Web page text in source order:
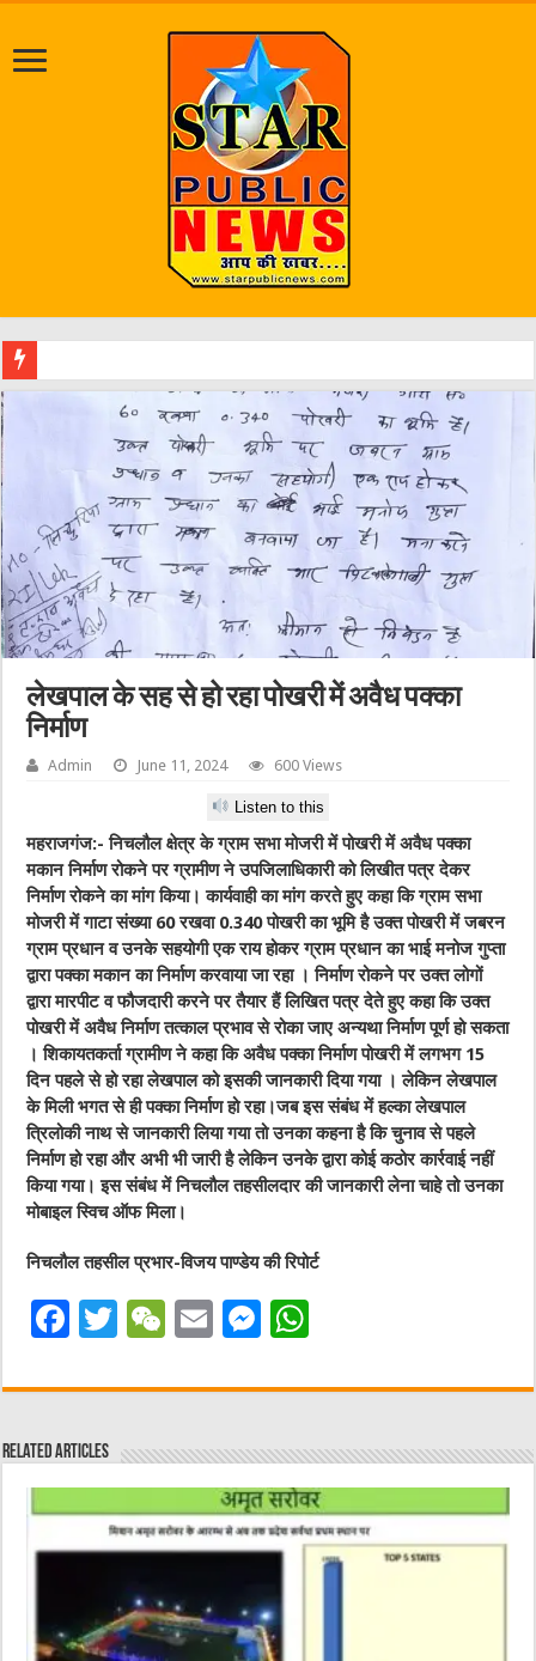
लेखपाल के सह से हो रहा पोखरी में अवैध पक्का
निर्माण
Admin June 11, 2024 600 Views
Listen to this
महराजगंज:- निचलौल क्षेत्र के ग्राम सभा मोजरी में पोखरी में अवैध पक्का
मकान निर्माण रोकने पर ग्रामीण ने उपजिलाधिकारी को लिखीत पत्र देकर
निर्माण रोकने का मांग किया। कार्यवाही का मांग करते हुए कहा कि ग्राम सभा
मोजरी में गाटा संख्या 60 रखवा 0.340 पोखरी का भूमि है उक्त पोखरी में जबरन
ग्राम प्रधान व उनके सहयोगी एक राय होकर ग्राम प्रधान का भाई मनोज गुप्ता
द्वारा पक्का मकान का निर्माण करवाया जा रहा । निर्माण रोकने पर उक्त लोगों
द्वारा मारपीट व फौजदारी करने पर तैयार हैं लिखित पत्र देते हुए कहा कि उक्त
पोखरी में अवैध निर्माण तत्काल प्रभाव से रोका जाए अन्यथा निर्माण पूर्ण हो सकता
। शिकायतकर्ता ग्रामीण ने कहा कि अवैध पक्का निर्माण पोखरी में लगभग 15
दिन पहले से हो रहा लेखपाल को इसकी जानकारी दिया गया । लेकिन लेखपाल
के मिली भगत से ही पक्का निर्माण हो रहा।जब इस संबंध में हल्का लेखपाल
त्रिलोकी नाथ से जानकारी लिया गया तो उनका कहना है कि चुनाव से पहले
निर्माण हो रहा और अभी भी जारी है लेकिन उनके द्वारा कोई कठोर कार्रवाई नहीं
किया गया। इस संबंध में निचलौल तहसीलदार की जानकारी लेना चाहे तो उनका
मोबाइल स्विच ऑफ मिला।
निचलौल तहसील प्रभार-विजय पाण्डेय की रिपोर्ट
F
c
e
b
o
o
T
it
r
W
C
at
E
ai
M
ss
n
g
er
at
A
p
p
Related Articles